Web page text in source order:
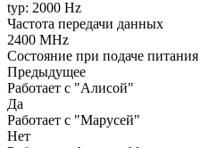
typ: 2000 Hz
Частота передачи данных
2400 MHz
Состояние при подаче питания
Предыдущее
Работает с "Алисой"
Да
Работает с "Марусей"
Нет